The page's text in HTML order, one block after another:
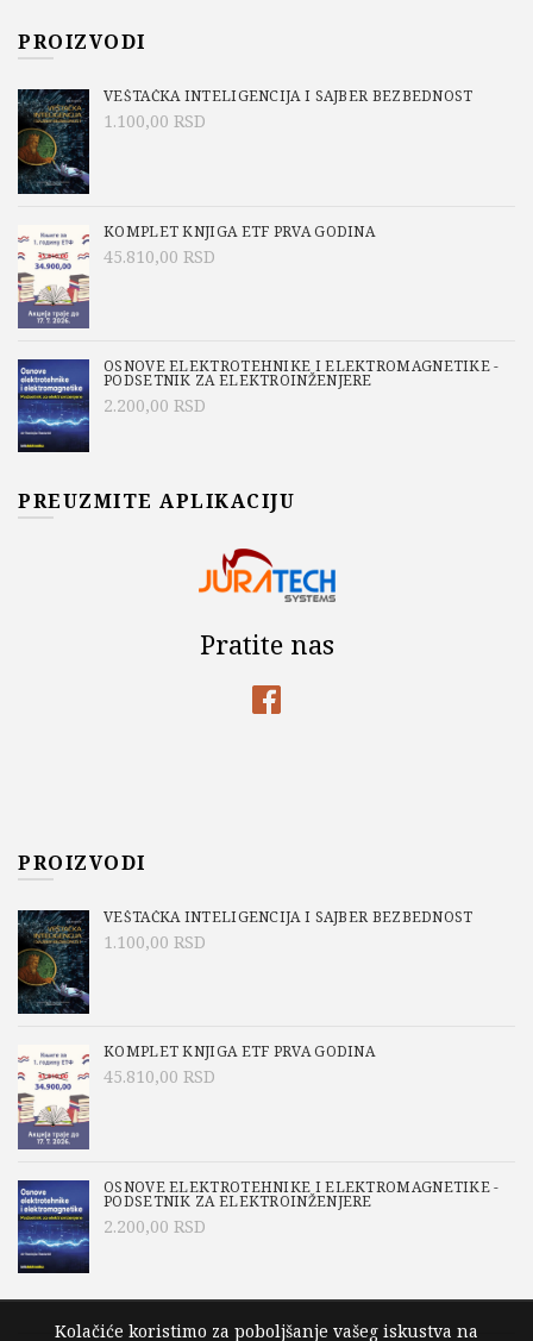
PROIZVODI
VEŠTAČKA INTELIGENCIJA I SAJBER BEZBEDNOST
1.100,00 RSD
KOMPLET KNJIGA ETF PRVA GODINA
45.810,00 RSD
OSNOVE ELEKTROTEHNIKE I ELEKTROMAGNETIKE -
PODSETNIK ZA ELEKTROINŽENJERE
2.200,00 RSD
PREUZMITE APLIKACIJU
Pratite nas
PROIZVODI
VEŠTAČKA INTELIGENCIJA I SAJBER BEZBEDNOST
1.100,00 RSD
KOMPLET KNJIGA ETF PRVA GODINA
45.810,00 RSD
OSNOVE ELEKTROTEHNIKE I ELEKTROMAGNETIKE -
PODSETNIK ZA ELEKTROINŽENJERE
2.200,00 RSD
Kolačiće koristimo za poboljšanje vašeg iskustva na